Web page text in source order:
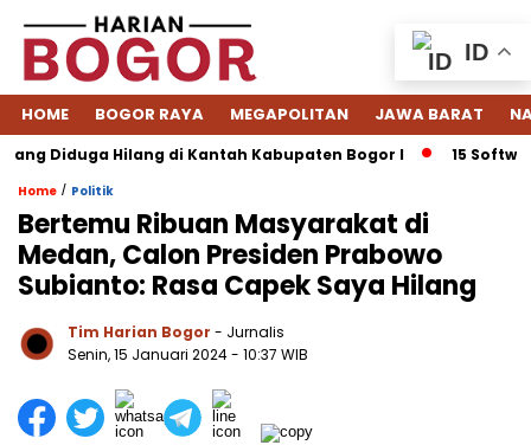
HOME BOGOR RAYA MEGAPOLITAN JAWA BARAT
Diduga Hilang di Kantah Kabupaten Bogor I 15 Software
Home / Politik
Bertemu Ribuan Masyarakat di
Medan, Calon Presiden Prabowo
Subianto: Rasa Capek Saya Hilang
Tim Harian Bogor - Jurnalis
Senin, 15 Januari 2024 - 10:37 WIB
ID